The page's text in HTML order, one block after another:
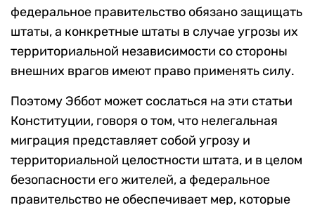
федеральное правительство обязано защищать
штаты, а конкретные штаты в случае угрозы их
территориальной независимости со стороны
внешних врагов имеют право применять силу.
Поэтому Эббот может сослаться на эти статьи
Конституции, говоря о том, что нелегальная
миграция представляет собой угрозу и
территориальной целостности штата, и в целом
безопасности его жителей, а федеральное
правительство не обеспечивает мер, которые